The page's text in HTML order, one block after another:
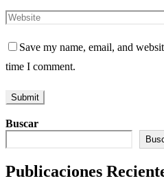
Save my name, email, and
time I comment.
Buscar
Publicaciones